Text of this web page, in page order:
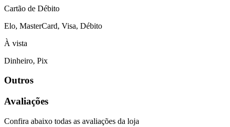
Cartão de Débito
Elo, MasterCard, Visa, Débito
À vista
Dinheiro, Pix
Outros
Avaliações
Confira abaixo todas as avaliações da loja